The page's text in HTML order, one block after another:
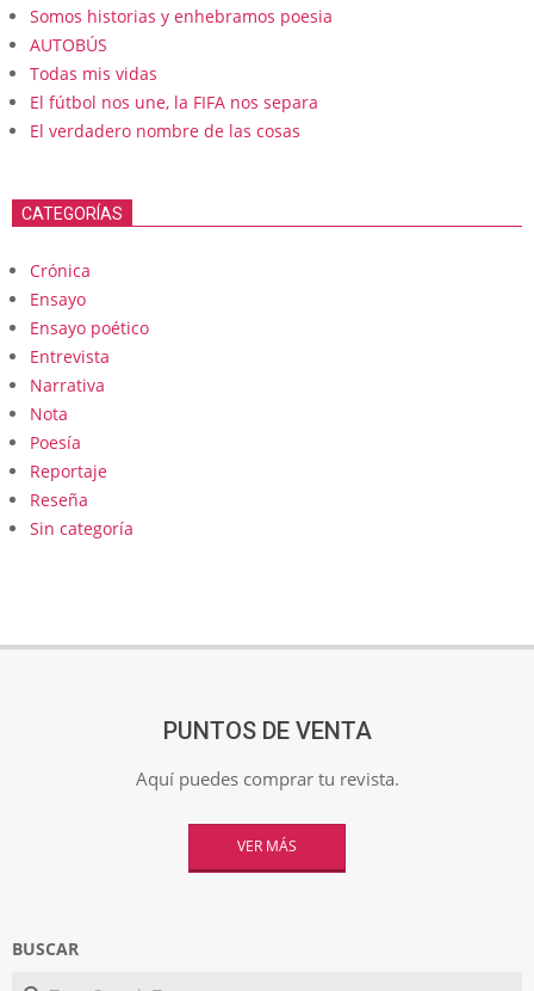
Somos historias y enhebramos poesia
AUTOBÚS
Todas mis vidas
El fútbol nos une, la FIFA nos separa
El verdadero nombre de las cosas
CATEGORÍAS
Crónica
Ensayo
Ensayo poético
Entrevista
Narrativa
Nota
Poesía
Reportaje
Reseña
Sin categoría
PUNTOS DE VENTA
Aquí puedes comprar tu revista.
VER MÁS
BUSCAR
Search